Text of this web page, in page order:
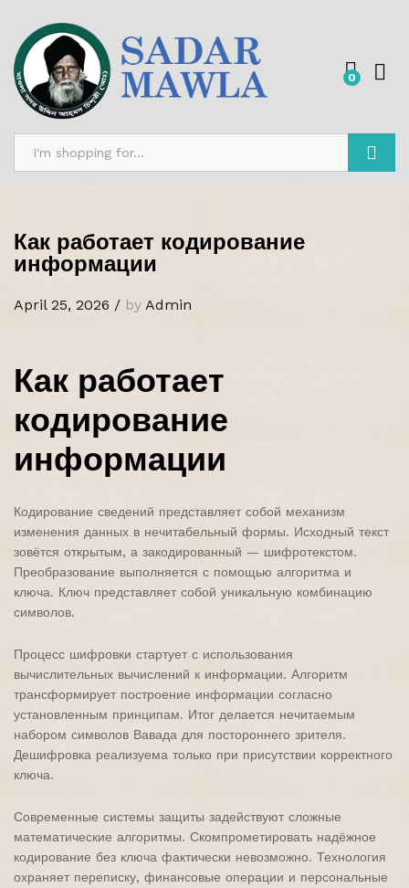
0
Как работает кодирование
информации
April 25, 2026 / by Admin
Как работает
кодирование
информации
Кодирование сведений представляет собой механизм
изменения данных в нечитабельный формы. Исходный текст
зовётся открытым, а закодированный — шифротекстом.
Преобразование выполняется с помощью алгоритма и
ключа. Ключ представляет собой уникальную комбинацию
символов.
Процесс шифровки стартует с использования
вычислительных вычислений к информации. Алгоритм
трансформирует построение информации согласно
установленным принципам. Итог делается нечитаемым
набором символов Вавада для постороннего зрителя.
Дешифровка реализуема только при присутствии корректного
ключа.
Современные системы защиты задействуют сложные
математические алгоритмы. Скомпрометировать надёжное
кодирование без ключа фактически невозможно. Технология
охраняет переписку, финансовые операции и персональные